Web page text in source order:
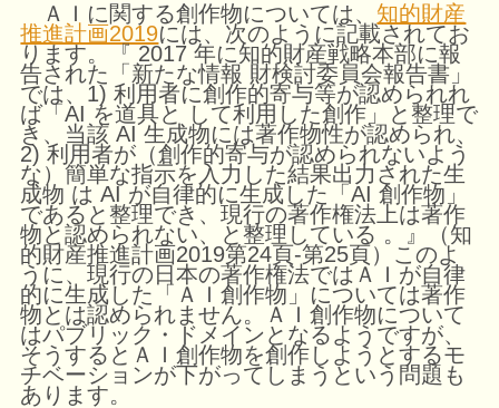
ＡＩに関する創作物については、 知的財産
推進計画2019には、次のように記載されてお
ります。『 2017 年に知的財産戦略本部に報
告された「新たな情報 財検討委員会報告書」
では、1) 利用者に創作的寄与等が認められれ
ば「AI を道具と して利用した創作」と整理で
き、当該 AI 生成物には著作物性が認められ、
2) 利用者が（創作的寄与が認められないよう
な）簡単な指示を入力した結果出力された生
成物 は AI が自律的に生成した「AI 創作物」
であると整理でき、現行の著作権法上は著作
物と認められない、と整理している 。』（知
的財産推進計画2019第24頁-第25頁）このよ
うに、現行の日本の著作権法ではＡＩが自律
的に生成した「ＡＩ創作物」については著作
物とは認められません。ＡＩ創作物について
はパブリック・ドメインとなるようですが、
そうするとＡＩ創作物を創作しようとするモ
チベーションが下がってしまうという問題も
あります。